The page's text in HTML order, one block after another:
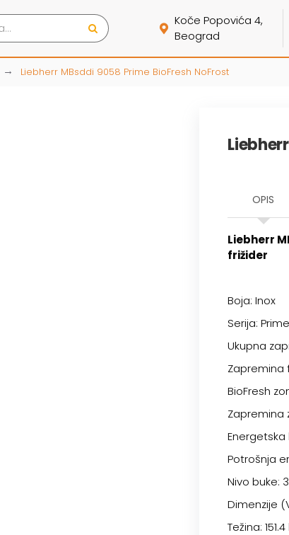
Koče Popovića 4,
Beograd
Liebherr MBsddi 9058 Prime BioFresh NoFrost
OPIS
Liebherr
frižider
Boja: Inox
Serija:
Ukupna
Zapremina
BioFresh
Zapremina
Energetska
Potrošnja
Nivo buke:
Dimenzije
Težina: